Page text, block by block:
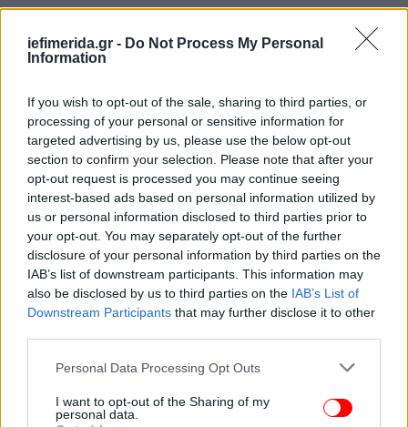
iefimerida.gr - Do Not Process My Personal
Information
If you wish to opt-out of the sale, sharing to third parties, or
processing of your personal or sensitive information for
targeted advertising by us, please use the below opt-out
section to confirm your selection. Please note that after your
opt-out request is processed you may continue seeing
interest-based ads based on personal information utilized by
us or personal information disclosed to third parties prior to
your opt-out. You may separately opt-out of the further
disclosure of your personal information by third parties on the
IAB’s list of downstream participants. This information may
also be disclosed by us to third parties on the IAB’s List of
Downstream Participants that may further disclose it to other
Please note that this website/app uses one or more Google
not limited to your visit or usage behaviour. You may click to
grant or deny consent to Google and its third-party tags to
Personal Data Processing Opt Outs
I want to opt-out of the Sharing of my
personal data.
Τραμπ: Η συμφωνία με το Ιράν τελείωσε, δεν υπάρχει
με την Ισπανία
O Μητσοτάκης έθεσε στην Άγκυρα και στο ΝΑΤΟ θέμα
casus belli: H συμμαχία πρέπει να βασίζεται στις
θεμελιώδεις αρχές καλής γειτονίας
Θρίλερ με τον ετοιμόρροπο ουρανοξύστη στη Νέα
Υόρκη: «Λύγισε» ο σκελετός, τα πρώτα σενάρια και οι
αποκαλύψεις για παραβάσεις